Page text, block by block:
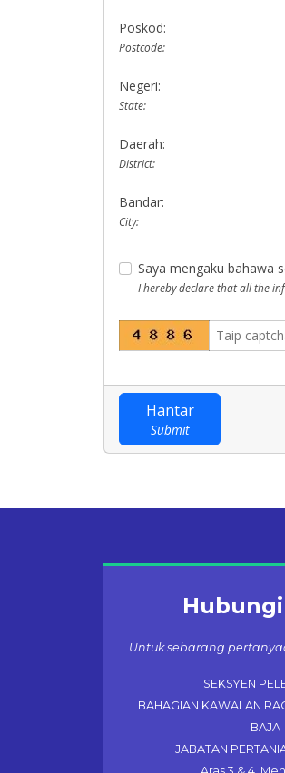
Poskod:
Postcode:
Negeri:
State:
Daerah:
District:
Bandar:
City:
Saya mengaku bahawa
I hereby declare that all the
Hantar
Submit
Untuk sebarang
SEKSYEN
BAHAGIAN KAWALAN
BAJA
JABATAN